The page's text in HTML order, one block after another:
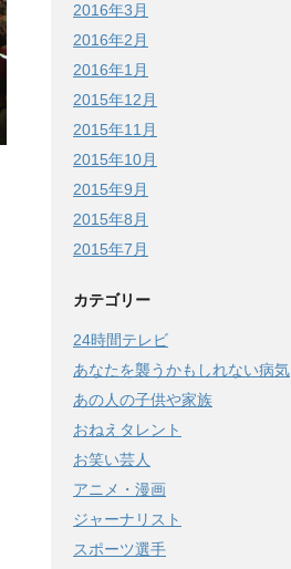
2016年3月
2016年2月
2016年1月
2015年12月
2015年11月
2015年10月
2015年9月
2015年8月
2015年7月
カテゴリー
24時間テレビ
あなたを襲うかもしれない病気
あの人の子供や家族
おねえタレント
お笑い芸人
アニメ・漫画
ジャーナリスト
スポーツ選手